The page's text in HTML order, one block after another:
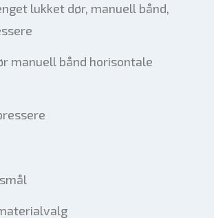
lukket dør, manuell bånd,
manuell bånd horisontale